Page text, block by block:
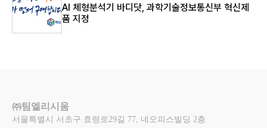
AI 체형분석기 바디닷, 과학기술정보통신부 혁신제
품 지정
㈜팀엘리시움
서울특별시 서초구 효령로29길 77, 네오피스빌딩 2층